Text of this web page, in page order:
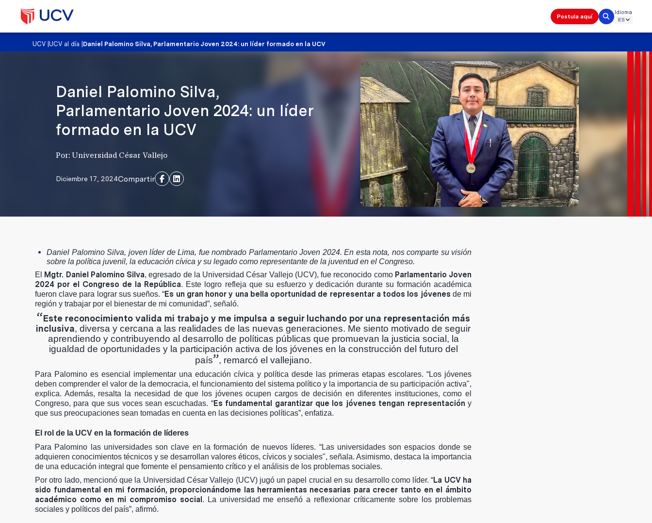
Postula aquí
Idioma
UCV |UCV al día Daniel Palomino Silva, Parlamentario Joven 2024: un líder formado en la UCV
Daniel Palomino Silva,
Parlamentario Joven 2024: un líder
formado en la UCV
Por: Universidad César Vallejo
Diciembre 17, 2024Compartir
Daniel Palomino Silva, joven líder de Lima, fue nombrado Parlamentario Joven 2024. En esta nota, nos comparte su visión
sobre la política juvenil, la educación cívica y su legado como representante de la juventud en el Congreso.
El Mgtr. Daniel Palomino Silva, egresado de la Universidad César Vallejo (UCV), fue reconocido como Parlamentario Joven
2024 por el Congreso de la República. Este logro refleja que su esfuerzo y dedicación durante su formación académica
fueron clave para lograr sus sueños. “Es un gran honor y una bella oportunidad de representar a todos los jóvenes de mi
región y trabajar por el bienestar de mi comunidad”, señaló.
“Este reconocimiento valida mi trabajo y me impulsa a seguir luchando por una representación más
inclusiva, diversa y cercana a las realidades de las nuevas generaciones. Me siento motivado de seguir
aprendiendo y contribuyendo al desarrollo de políticas públicas que promuevan la justicia social, la
igualdad de oportunidades y la participación activa de los jóvenes en la construcción del futuro del
país”, remarcó el vallejiano.
Para Palomino es esencial implementar una educación cívica y política desde las primeras etapas escolares. “Los jóvenes
deben comprender el valor de la democracia, el funcionamiento del sistema político y la importancia de su participación activa",
explica. Además, resalta la necesidad de que los jóvenes ocupen cargos de decisión en diferentes instituciones, como el
Congreso, para que sus voces sean escuchadas. “Es fundamental garantizar que los jóvenes tengan representación y
que sus preocupaciones sean tomadas en cuenta en las decisiones políticas”, enfatiza.
El rol de la UCV en la formación de líderes
Para Palomino las universidades son clave en la formación de nuevos líderes. “Las universidades son espacios donde se
adquieren conocimientos técnicos y se desarrollan valores éticos, cívicos y sociales", señala. Asimismo, destaca la importancia
de una educación integral que fomente el pensamiento crítico y el análisis de los problemas sociales.
Por otro lado, mencionó que la Universidad César Vallejo (UCV) jugó un papel crucial en su desarrollo como líder. “La UCV ha
sido fundamental en mi formación, proporcionándome las herramientas necesarias para crecer tanto en el ámbito
académico como en mi compromiso social. La universidad me enseñó a reflexionar críticamente sobre los problemas
sociales y políticos del país”, afirmó.